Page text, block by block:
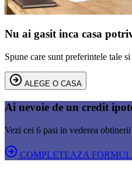
Nu ai gasit inca casa
Spune care sunt preferintele tale
ALEGE O CASA
Ai nevoie de un credit
Vezi cei 6 pasi in vederea
COMPLETEAZA